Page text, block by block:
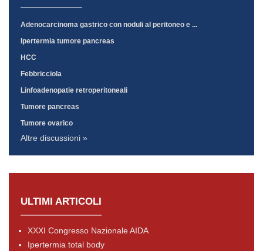
Adenocarcinoma gastrico con noduli al peritoneo e ...
Ipertermia tumore pancreas
HCC
Febbricciola
Linfoadenopatie retroperitoneali
Tumore pancreas
Tumore ovarico
Altre discussioni »
ULTIMI ARTICOLI
XXXI Congresso Nazionale AIDA
Ipertermia total body